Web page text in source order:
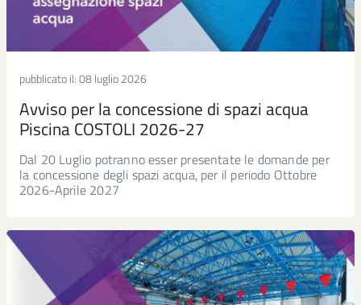
pubblicato il:08 luglio 2026
Avviso per la concessione di spazi acqua
Piscina COSTOLI 2026-27
Dal 20 Luglio potranno esser presentate le domande per
la concessione degli spazi acqua, per il periodo Ottobre
2026-Aprile 2027